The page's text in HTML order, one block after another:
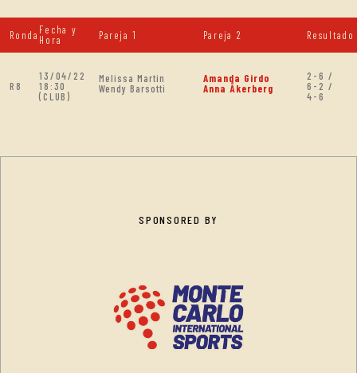
Ronda Fecha y
Hora
Pareja 1 Pareja 2 Resultado
R8
13/04/22
18:30
(CLUB)
Melissa Martin
Wendy Barsotti
Amanda Girdo
Anna Åkerberg
2-6 /
6-2 /
4-6
SPONSORED BY